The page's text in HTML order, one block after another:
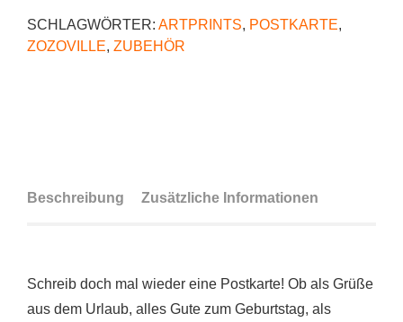
SCHLAGWÖRTER: ARTPRINTS, POSTKARTE,
ZOZOVILLE, ZUBEHÖR
Beschreibung Zusätzliche Informationen
Schreib doch mal wieder eine Postkarte! Ob als Grüße
aus dem Urlaub, alles Gute zum Geburtstag, als